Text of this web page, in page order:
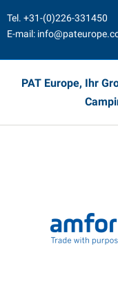
Tel. +31-(0)226-331450
E-mail:
PAT Europe, Ihr